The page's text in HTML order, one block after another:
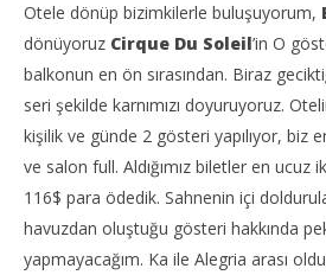
Otele dönüp bizimkilerle buluşuyorum,
dönüyoruz Cirque Du Soleil’in O
balkonun en ön sırasından. Biraz
seri şekilde karnımızı doyuruyoruz.
kişilik ve günde 2 gösteri yapılıyor, biz
ve salon full. Aldığımız biletler en ucuz
116$ para ödedik. Sahnenin içi
havuzdan oluştuğu gösteri hakkında
yapmayacağım. Ka ile Alegria arası